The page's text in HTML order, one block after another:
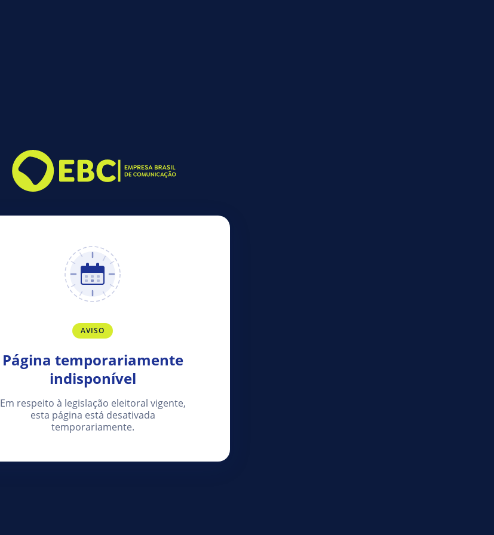
AVISO
Página temporariamente
indisponível
Em respeito à legislação eleitoral vigente,
esta página está desativada
temporariamente.